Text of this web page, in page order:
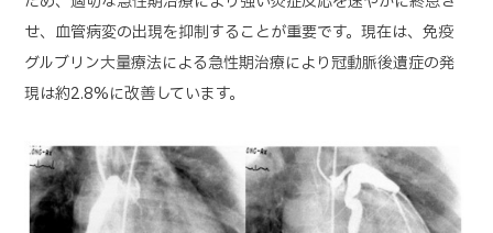
せ、血管病変の出現を抑制することが重要です。現在は、免疫
グルブリン大量療法による急性期治療により冠動脈後遺症の発
現は約2.8%に改善しています。